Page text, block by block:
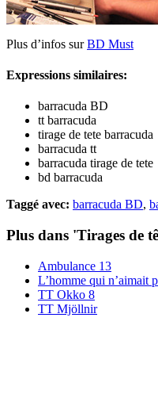
Plus d’infos surBD Must
Expressions similaires:
barracuda BD
tt barracuda
tirage de tete barracuda
barracuda tt
barracuda tirage de tete
bd barracuda
Taggé avec: barracuda BD,
Plus dans 'Tirages de
Ambulance 13
L’homme qui n’aimait
TT Okko 8
TT Mjöllnir